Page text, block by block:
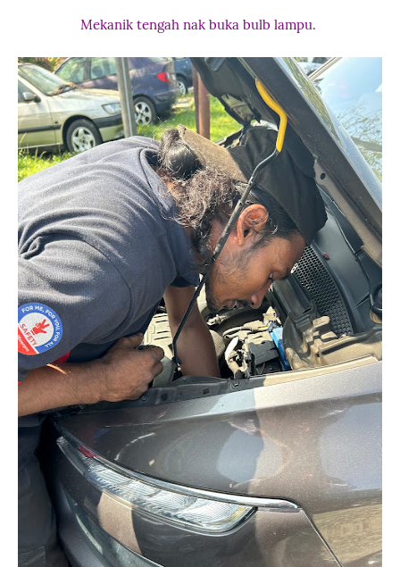
Mekanik tengah nak buka bulb lampu.